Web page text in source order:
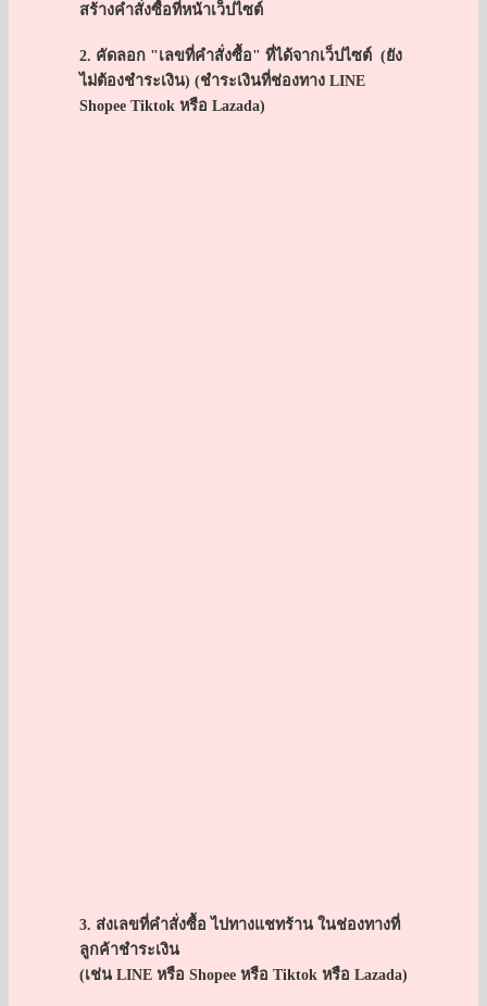
GiftFin
สร้างคำสั่งซื้อที่หน้าเว็ปไซต์
2. คัดลอก "เลขที่คำสั่งซื้อ" ที่ได้จากเว็ปไซต์ (ยัง
ไม่ต้องชำระเงิน) (ชำระเงินที่ช่องทาง LINE
Shopee Tiktok หรือ Lazada)
3. ส่งเลขที่คำสั่งซื้อ ไปทางแชทร้าน ในช่องทางที่
ลูกค้าชำระเงิน
(เช่น LINE หรือ Shopee หรือ Tiktok หรือ Lazada)